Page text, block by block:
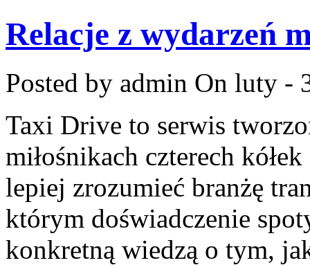
Relacje z wydarzeń
Posted by admin On luty -
Taxi Drive to serwis
miłośnikach czterech
lepiej zrozumieć branżę
którym doświadczenie
konkretną wiedzą o tym,